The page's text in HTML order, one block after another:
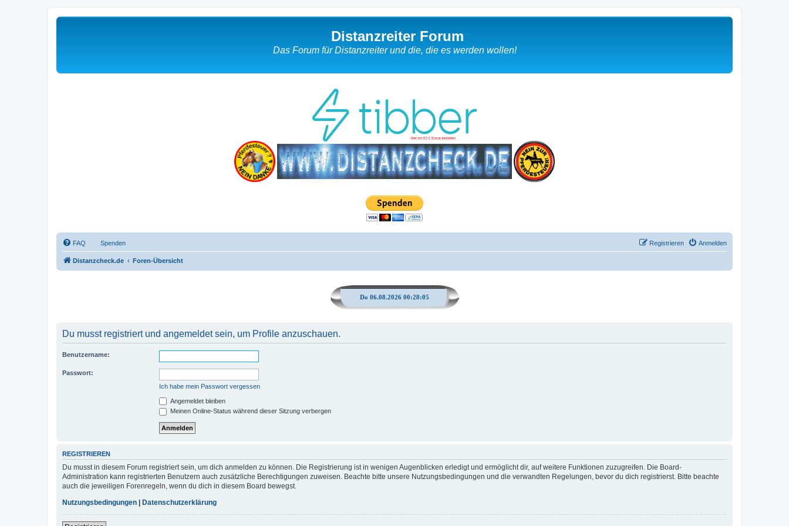
Distanzreiter Forum
Das Forum für Distanzreiter und die, die es werden wollen!
FAQ Spenden Anmelden
Registrieren
Distanzcheck.de Foren-Übersicht
Do 06.08.2026 00:28:05
Du musst registriert und angemeldet sein, um Profile anzuschauen.
Benutzername:
Passwort:
Ich habe mein Passwort vergessen
Angemeldet bleiben
Meinen Online-Status während dieser Sitzung verbergen
REGISTRIEREN
Du musst in diesem Forum registriert sein, um dich anmelden zu können. Die Registrierung ist in wenigen Augenblicken erledigt und ermöglicht dir, auf weitere Funktionen zuzugreifen. Die Board-
Administration kann registrierten Benutzern auch zusätzliche Berechtigungen zuweisen. Beachte bitte unsere Nutzungsbedingungen und die verwandten Regelungen, bevor du dich registrierst. Bitte beachte
auch die jeweiligen Forenregeln, wenn du dich in diesem Board bewegst.
Nutzungsbedingungen
Datenschutzerklärung